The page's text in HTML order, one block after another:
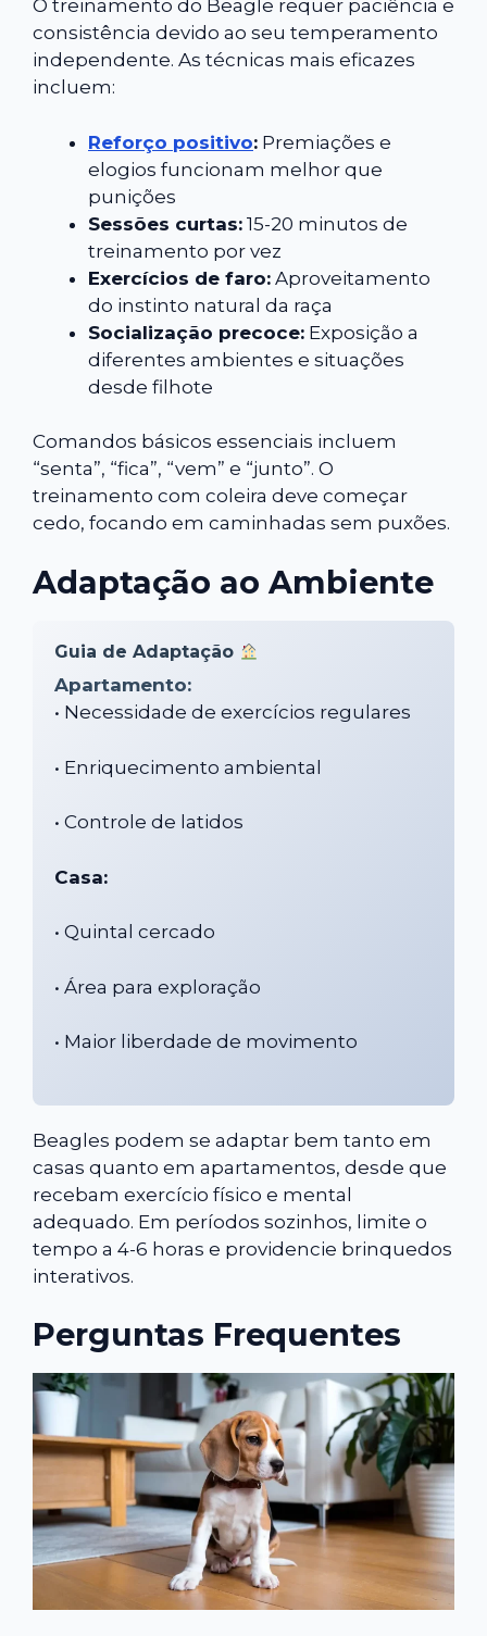
O treinamento do Beagle requer paciência e
consistência devido ao seu temperamento
independente. As técnicas mais eficazes
incluem:
Reforço positivo: Premiações e
elogios funcionam melhor que
punições
Sessões curtas: 15-20 minutos de
treinamento por vez
Exercícios de faro: Aproveitamento
do instinto natural da raça
Socialização precoce: Exposição a
diferentes ambientes e situações
desde filhote
Comandos básicos essenciais incluem
“senta”, “fica”, “vem” e “junto”. O
treinamento com coleira deve começar
cedo, focando em caminhadas sem puxões.
Adaptação ao Ambiente
Guia de Adaptação
Apartamento:
• Necessidade de exercícios regulares
• Enriquecimento ambiental
• Controle de latidos
Casa:
• Quintal cercado
• Área para exploração
• Maior liberdade de movimento
Beagles podem se adaptar bem tanto em
casas quanto em apartamentos, desde que
recebam exercício físico e mental
adequado. Em períodos sozinhos, limite o
tempo a 4-6 horas e providencie brinquedos
interativos.
Perguntas Frequentes